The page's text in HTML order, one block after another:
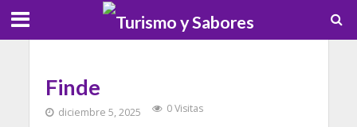
Finde
diciembre 5, 2025
0 Visitas